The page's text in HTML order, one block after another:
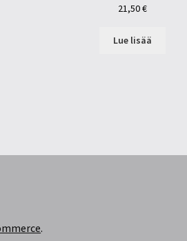
21,50€
Lue lisää
.